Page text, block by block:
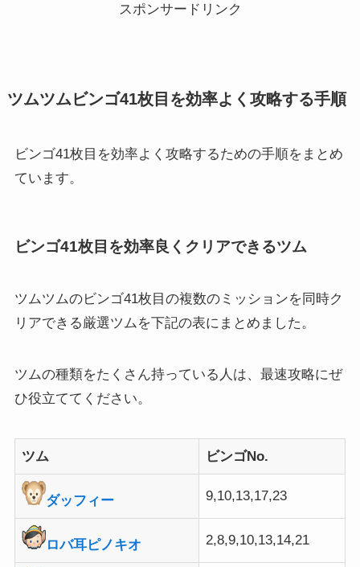
スポンサードリンク
ツムツムビンゴ41枚目を効率よく攻略する手順
ビンゴ41枚目を効率よく攻略するための手順をまとめ
ています。
ビンゴ41枚目を効率良くクリアできるツム
ツムツムのビンゴ41枚目の複数のミッションを同時ク
リアできる厳選ツムを下記の表にまとめました。
ツムの種類をたくさん持っている人は、最速攻略にぜ
ひ役立ててください。
ツム ビンゴNo.
ダッフィー 9,10,13,17,23
ロバ耳ピノキオ 2,8,9,10,13,14,21